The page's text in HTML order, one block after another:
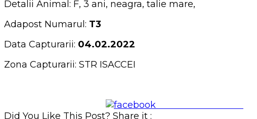
Detalii Animal: F, 3 ani, neagra, talie mare,
Adapost Numarul: T3
Data Capturarii: 04.02.2022
Zona Capturarii: STR ISACCEI
Did You Like This Post? Share it :